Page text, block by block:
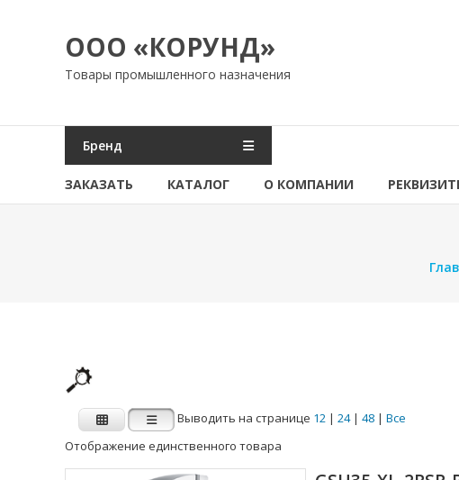
содержимомуООО «КОРУНД»
Товары промышленного назначения
Бренд
ЗАКАЗАТЬ КАТАЛОГ О КОМПАНИИ
Выводить на странице 12 | 24| 48 | Все
Отображение единственного товара